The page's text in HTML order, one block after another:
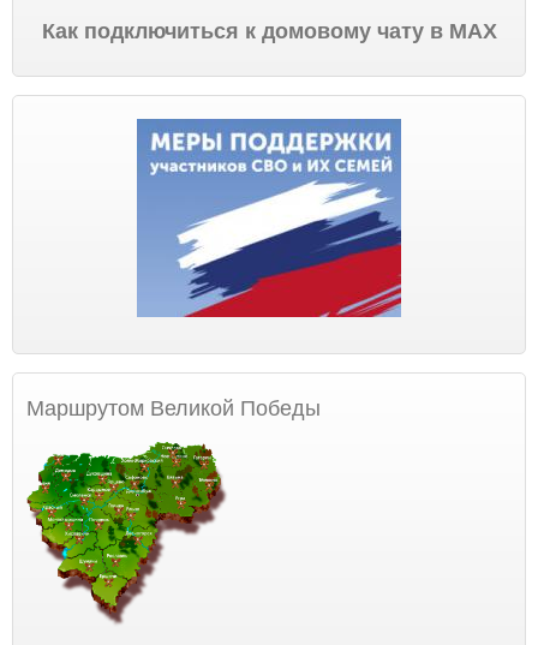
Как подключиться к домовому чату в МАХ
Маршрутом Великой Победы